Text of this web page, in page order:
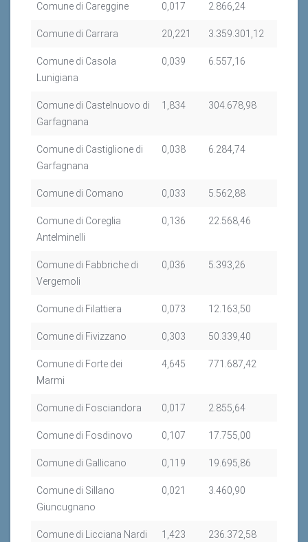
Comune di Careggine 0,017 2.866,24
Comune di Carrara 20,221 3.359.301,12
Comune di Casola
Lunigiana
0,039 6.557,16
Comune di Castelnuovo di
Garfagnana
1,834 304.678,98
Comune di Castiglione di
Garfagnana
0,038 6.284,74
Comune di Comano 0,033 5.562,88
Comune di Coreglia
Antelminelli
0,136 22.568,46
Comune di Fabbriche di
Vergemoli
0,036 5.393,26
Comune di Filattiera 0,073 12.163,50
Comune di Fivizzano 0,303 50.339,40
Comune di Forte dei
Marmi
4,645 771.687,42
Comune di Fosciandora 0,017 2.855,64
Comune di Fosdinovo 0,107 17.755,00
Comune di Gallicano 0,119 19.695,86
Comune di Sillano
Giuncugnano
0,021 3.460,90
Comune di Licciana Nardi 1,423 236.372,58